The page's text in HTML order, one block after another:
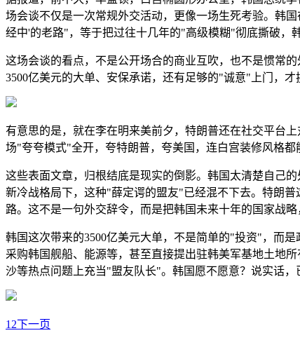
场会谈不仅是一次常规外交活动，更像一场生死考验。韩
经中'的老路"，等于把过往十几年的"高级模糊"彻底撕破，
这场会谈的看点，不是公开场合的商业互吹，也不是惯常
3500亿美元的大单、安保承诺，还有足够的"诚意"上门，才
有意思的是，就在李在明来美前夕，特朗普还在社交平台
场"夸夸模式"全开，夸特朗普，夸美国，连白宫装修风格
这些表面文章，归根结底是现实的倒影。韩国太清楚自己
新冷战格局下，这种"薛定谔的盟友"已经混不下去。特朗
路。这不是一句外交辞令，而是把韩国未来十年的国家战略
韩国这次带来的3500亿美元大单，不是简单的"投资"，而
采购韩国舰船、能源等，甚至直接提出驻韩美军基地土地
沙等热点问题上充当"盟友队长"。韩国愿不愿意？说实话，
1 2下一页